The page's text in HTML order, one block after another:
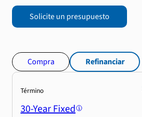
Solicite un presupuesto
Compra Refinanciar
Término
30-Year Fixed